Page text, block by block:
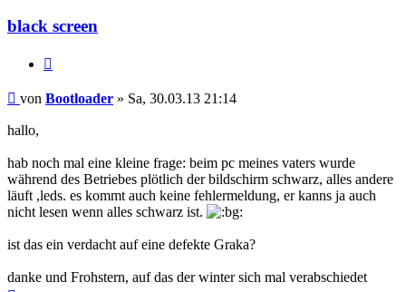
black screen
Beitrag
von Bootloader » Sa, 30.03.13 21:14
hallo,
hab noch mal eine kleine frage: beim pc meines vaters wurde
während des Betriebes plötlich der bildschirm schwarz, alles andere
läuft ,leds. es kommt auch keine fehlermeldung, er kanns ja auch
nicht lesen wenn alles schwarz ist.
ist das ein verdacht auf eine defekte Graka?
danke und Frohstern, auf das der winter sich mal verabschiedet